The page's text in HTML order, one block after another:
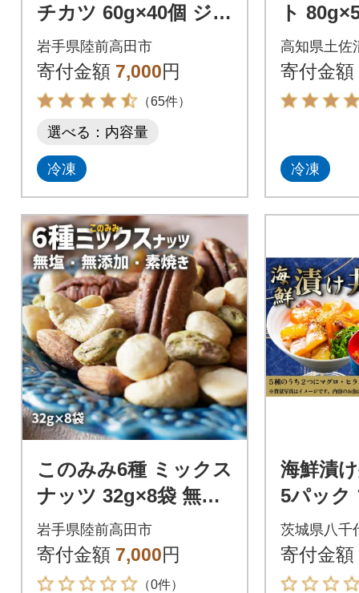
チカツ 60g×40個 ジュ
ーシー 冷凍 業務用 大
容量 惣菜 揚げ物 高評
価
岩手県陸前高田市
寄付金額 7,000円
（65件）
選べる：内容量
冷凍
ト
丼 漬け
切り身
高知県土佐
寄付金額
冷凍
このみみ6種 ミックス
ナッツ 32g×8袋 無塩
無添加 素焼き 小分け
個包装 ナッツ
岩手県陸前高田市
寄付金額 7,000円
（0件）
海鮮漬
5パック
丼 海鮮
ロ 鮃 ヒ
茨城県八千
寄付金額